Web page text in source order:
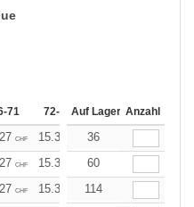
71 72-143 144-287 288 +
Auf Lager Anzahl
CHF 15.37 14.46
36
CHF 15.37 14.46
60
CHF 15.37 14.46
114